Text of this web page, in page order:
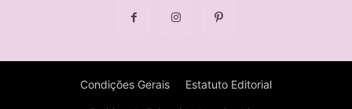
Condições Gerais Estatuto Editorial